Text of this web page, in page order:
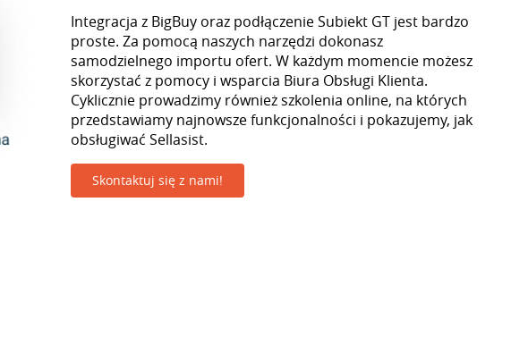
Integracja z BigBuy oraz podłączenie Subiekt GT jest bardzo
proste. Za pomocą naszych narzędzi dokonasz
samodzielnego importu ofert. W każdym momencie możesz
skorzystać z pomocy i wsparcia Biura Obsługi Klienta.
Cyklicznie prowadzimy również szkolenia online, na których
przedstawiamy najnowsze funkcjonalności i pokazujemy, jak
obsługiwać Sellasist.
Skontaktuj się z nami!